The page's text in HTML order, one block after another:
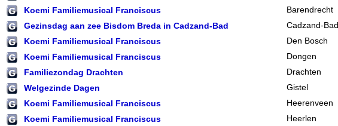
Koemi Familiemusical Franciscus Barendrecht
Gezinsdag aan zee Bisdom Breda in Cadzand-Bad Cadzand-Bad
Koemi Familiemusical Franciscus Den Bosch
Koemi Familiemusical Franciscus Dongen
Familiezondag Drachten Drachten
Welgezinde Dagen Gistel
Koemi Familiemusical Franciscus Heerenveen
Koemi Familiemusical Franciscus Heerlen